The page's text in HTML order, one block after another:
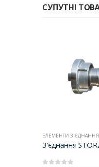
СУПУТНІ
ЕЛЕМЕНТИ З'ЄДНАННЯ